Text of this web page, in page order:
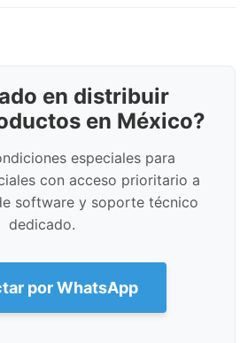
en distribuir
en México?
especiales para
con acceso prioritario a
software y soporte técnico
dedicado.
por WhatsApp